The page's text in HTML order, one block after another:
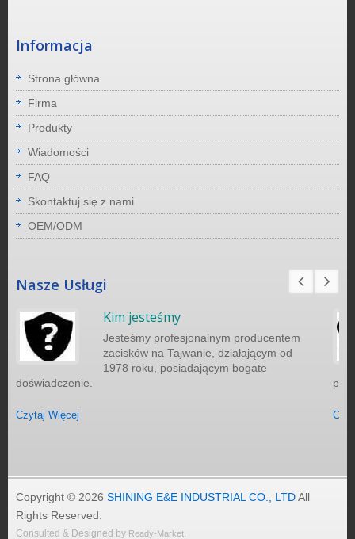
Informacja
Strona główna
Firma
Produkty
Wiadomości
FAQ
Skontaktuj się z nami
OEM/ODM
Nasze Usługi
Kim jesteśmy
Jesteśmy profesjonalnym producentem
zacisków na Tajwanie, działającym od
1978 roku, posiadającym bogate
doświadczenie.
Czytaj Więcej
Copyright © 2026 SHINING E&E INDUSTRIAL CO., LTD All
Rights Reserved.
Consulted & Designed by Ready-Market